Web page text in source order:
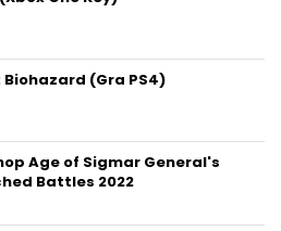
Biohazard (Gra PS4)
Age of Sigmar General's
Battles 2022